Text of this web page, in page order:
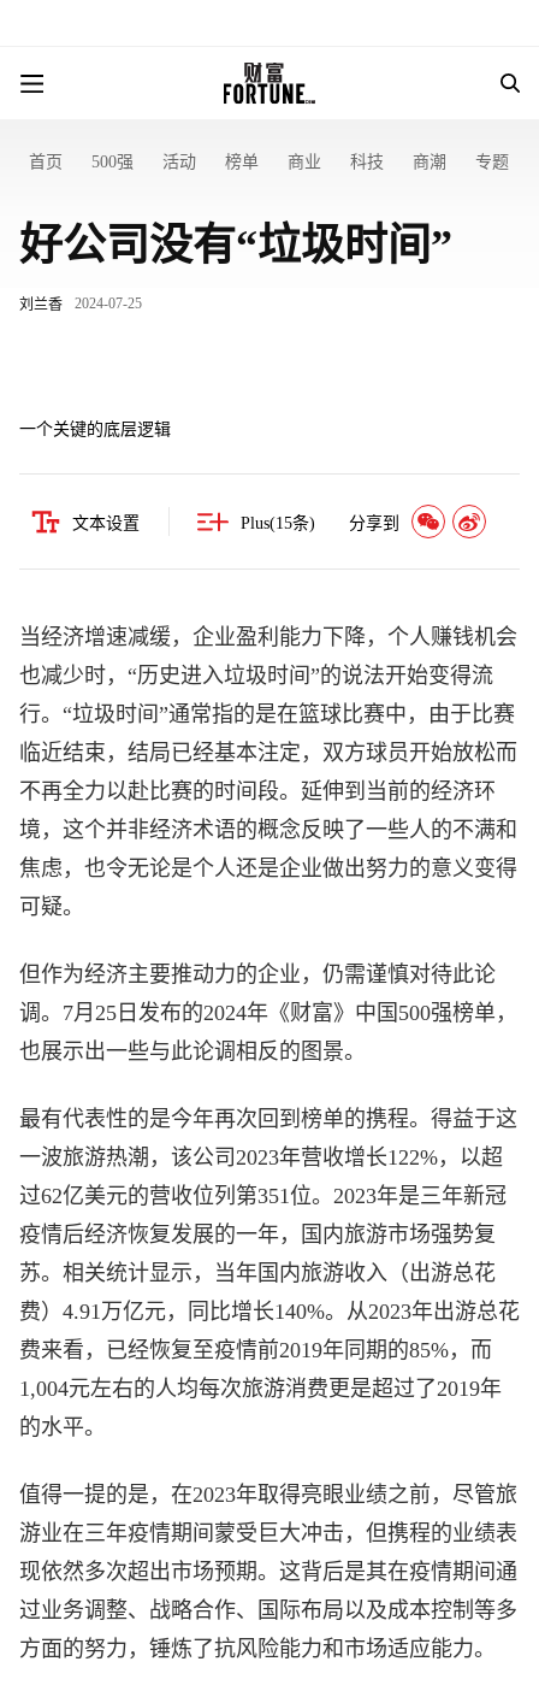
首页 500强 活动 榜单 商业 科技 商潮 专题
好公司没有“垃圾时间”
刘兰香 2024-07-25
一个关键的底层逻辑
文本设置 Plus(15条) 分享到
当经济增速减缓，企业盈利能力下降，个人赚钱机会
也减少时，“历史进入垃圾时间”的说法开始变得流
行。“垃圾时间”通常指的是在篮球比赛中，由于比赛
临近结束，结局已经基本注定，双方球员开始放松而
不再全力以赴比赛的时间段。延伸到当前的经济环
境，这个并非经济术语的概念反映了一些人的不满和
焦虑，也令无论是个人还是企业做出努力的意义变得
可疑。
但作为经济主要推动力的企业，仍需谨慎对待此论
调。7月25日发布的2024年《财富》中国500强榜单，
也展示出一些与此论调相反的图景。
最有代表性的是今年再次回到榜单的携程。得益于这
一波旅游热潮，该公司2023年营收增长122%，以超
过62亿美元的营收位列第351位。2023年是三年新冠
疫情后经济恢复发展的一年，国内旅游市场强势复
苏。相关统计显示，当年国内旅游收入（出游总花
费）4.91万亿元，同比增长140%。从2023年出游总花
费来看，已经恢复至疫情前2019年同期的85%，而
1,004元左右的人均每次旅游消费更是超过了2019年
的水平。
值得一提的是，在2023年取得亮眼业绩之前，尽管旅
游业在三年疫情期间蒙受巨大冲击，但携程的业绩表
现依然多次超出市场预期。这背后是其在疫情期间通
过业务调整、战略合作、国际布局以及成本控制等多
方面的努力，锤炼了抗风险能力和市场适应能力。